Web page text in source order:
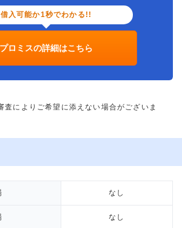
借入可能か1秒でわかる!!
プロミスの詳細はこちら
によりご希望に添えない場合がございま
なし
なし